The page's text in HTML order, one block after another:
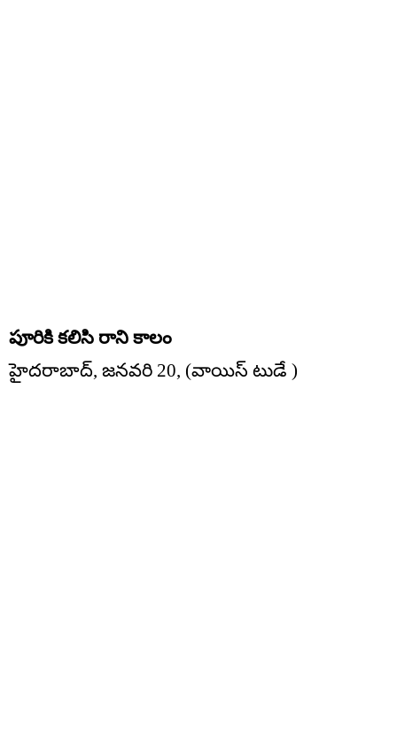
పూరికి కలిసి రాని కాలం
హైదరాబాద్, జనవరి 20, (వాయిస్ టుడే )